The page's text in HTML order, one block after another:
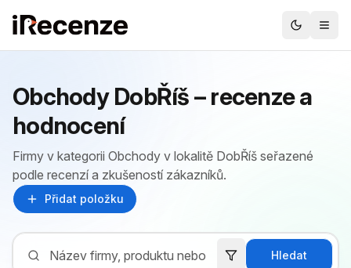
Obchody DobŘíš – recenze a
hodnocení
Firmy v kategorii Obchody v lokalitě DobŘíš seřazené
podle recenzí a zkušeností zákazníků.
Přidat položku
Hledat